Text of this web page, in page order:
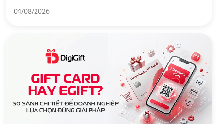
04/08/2026